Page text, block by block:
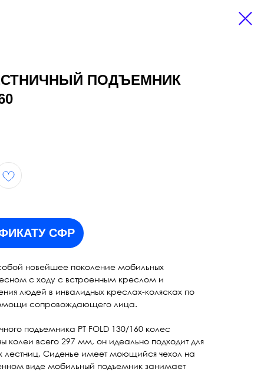
ПОДЪЕМНИК
СФР
новейшее поколение мобильных
с ходу с встроенным креслом и
людей в инвалидных креслах-колясках по
сопровождающего лица.
подъемника PT FOLD 130/160 колес
всего 297 мм, он идеально подходит для
лестниц. Сиденье имеет моющийся чехол на
виде мобильный подъемник занимает